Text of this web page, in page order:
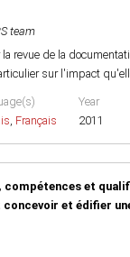
team
revue de la
sur l'impact
, Français
Year
2011
compétences et
et édifier